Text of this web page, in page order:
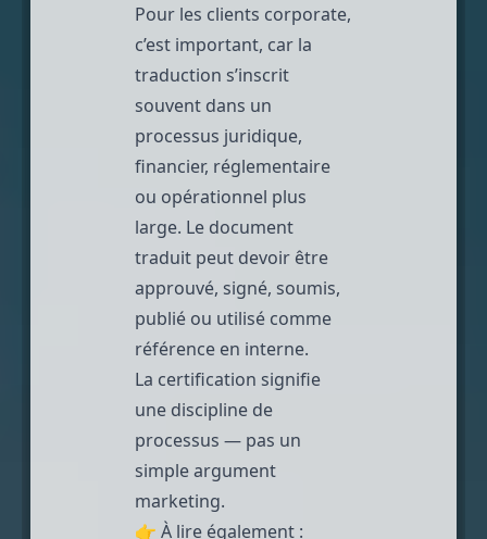
Pour les clients corporate,
c’est important, car la
traduction s’inscrit
souvent dans un
processus juridique,
financier, réglementaire
ou opérationnel plus
large. Le document
traduit peut devoir être
approuvé, signé, soumis,
publié ou utilisé comme
référence en interne.
La certification signifie
une discipline de
processus — pas un
simple argument
marketing.
👉 À lire également :